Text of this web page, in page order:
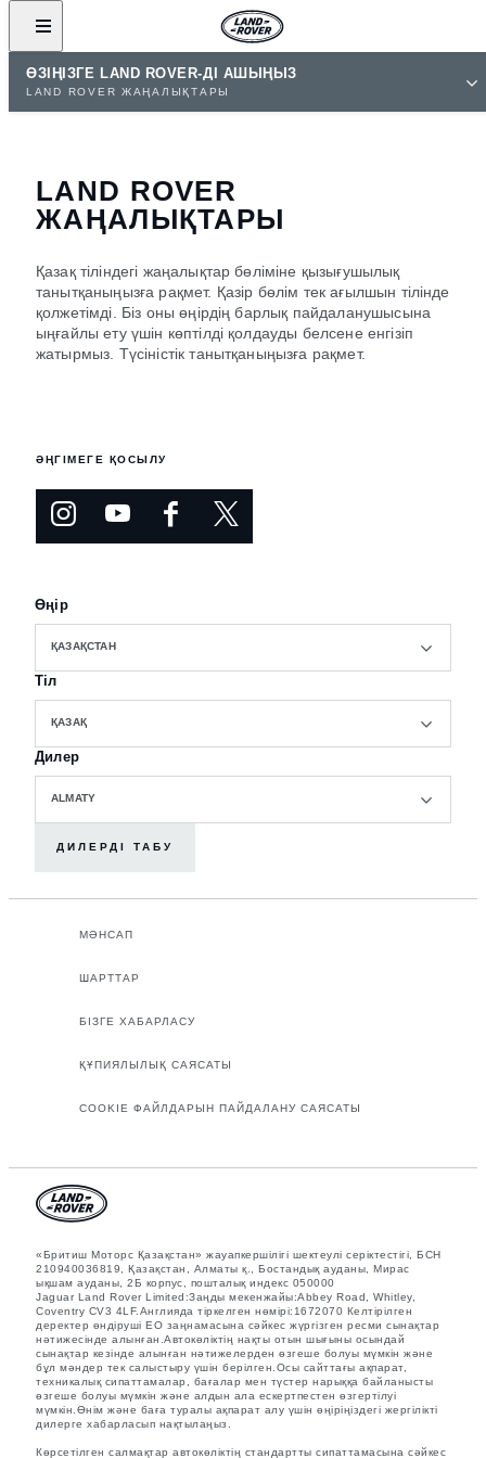
ӨЗІҢІЗГЕ LAND ROVER-ДІ АШЫҢЫЗ
LAND ROVER ЖАҢАЛЫҚТАРЫ
LAND ROVER
ЖАҢАЛЫҚТАРЫ
Қазақ тіліндегі жаңалықтар бөліміне қызығушылық
танытқаныңызға рақмет. Қазір бөлім тек ағылшын тілінде
қолжетімді. Біз оны өңірдің барлық пайдаланушысына
ыңғайлы ету үшін көптілді қолдауды белсене енгізіп
жатырмыз. Түсіністік танытқаныңызға рақмет.
ӘҢГІМЕГЕ ҚОСЫЛУ
Өңір
ҚАЗАҚСТАН
Тіл
ҚАЗАҚ
Дилер
ALMATY
ДИЛЕРДІ ТАБУ
МӘНСАП
ШАРТТАР
БІЗГЕ ХАБАРЛАСУ
ҚҰПИЯЛЫЛЫҚ САЯСАТЫ
COOKIE ФАЙЛДАРЫН ПАЙДАЛАНУ САЯСАТЫ
«Бритиш Моторс Қазақстан» жауапкершілігі шектеулі серіктестігі, БСН
210940036819, Қазақстан, Алматы қ., Бостандық ауданы, Мирас
ықшам ауданы, 2Б корпус, пошталық индекс 050000
Jaguar Land Rover Limited:Заңды мекенжайы:Abbey Road, Whitley,
Coventry CV3 4LF.Англияда тіркелген нөмірі:1672070 Келтірілген
деректер өндіруші ЕО заңнамасына сәйкес жүргізген ресми сынақтар
нәтижесінде алынған.Автокөліктің нақты отын шығыны осындай
сынақтар кезінде алынған нәтижелерден өзгеше болуы мүмкін және
бұл мәндер тек салыстыру үшін берілген.Осы сайттағы ақпарат,
техникалық сипаттамалар, бағалар мен түстер нарыққа байланысты
өзгеше болуы мүмкін және алдын ала ескертпестен өзгертілуі
мүмкін.Өнім және баға туралы ақпарат алу үшін өңіріңіздегі жергілікті
дилерге хабарласып нақтылаңыз.
Көрсетілген салмақтар автокөліктің стандартты сипаттамасына сәйкес